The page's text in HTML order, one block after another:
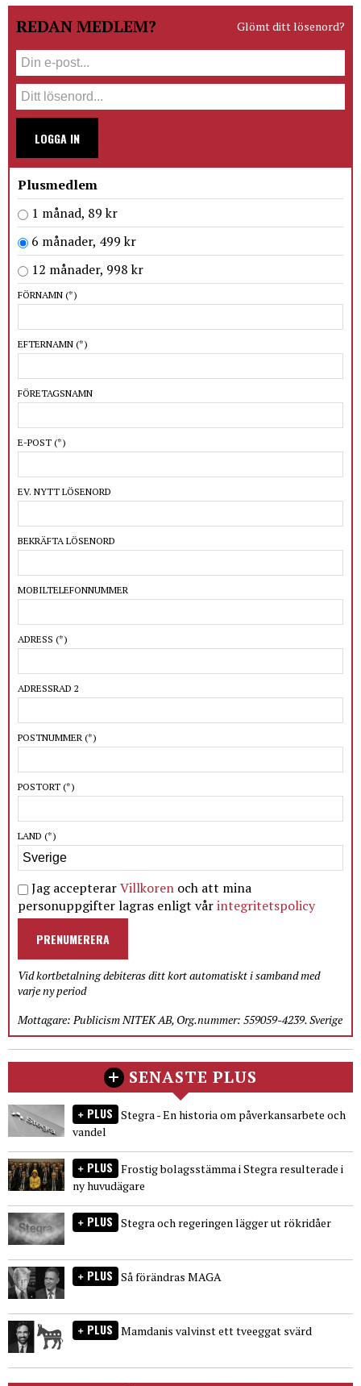
REDAN MEDLEM? Glömt ditt lösenord?
LOGGA IN
Plusmedlem
1 månad, 89 kr
6 månader, 499 kr
12 månader, 998 kr
FÖRNAMN (*)
EFTERNAMN (*)
FÖRETAGSNAMN
E-POST (*)
EV. NYTT LÖSENORD
BEKRÄFTA LÖSENORD
MOBILTELEFONNUMMER
ADRESS (*)
ADRESSRAD 2
POSTNUMMER (*)
POSTORT (*)
LAND (*)
Jag accepterarVillkoren och att mina
personuppgifter lagras enligt vårintegritetspolicy
PRENUMERERA
Vid kortbetalning debiteras ditt kort automatiskt i samband med
varje ny period
Mottagare: Publicism NITEK AB, Org.nummer: 559059-4239. Sverige
SENASTE PLUS
PLUS Stegra - En historia om påverkansarbete och
vandel
PLUS Frostig bolagsstämma i Stegra resulterade i
ny huvudägare
PLUS Stegra och regeringen lägger ut rökridåer
PLUS Så förändras MAGA
PLUS Mamdanis valvinst ett tveeggat svärd